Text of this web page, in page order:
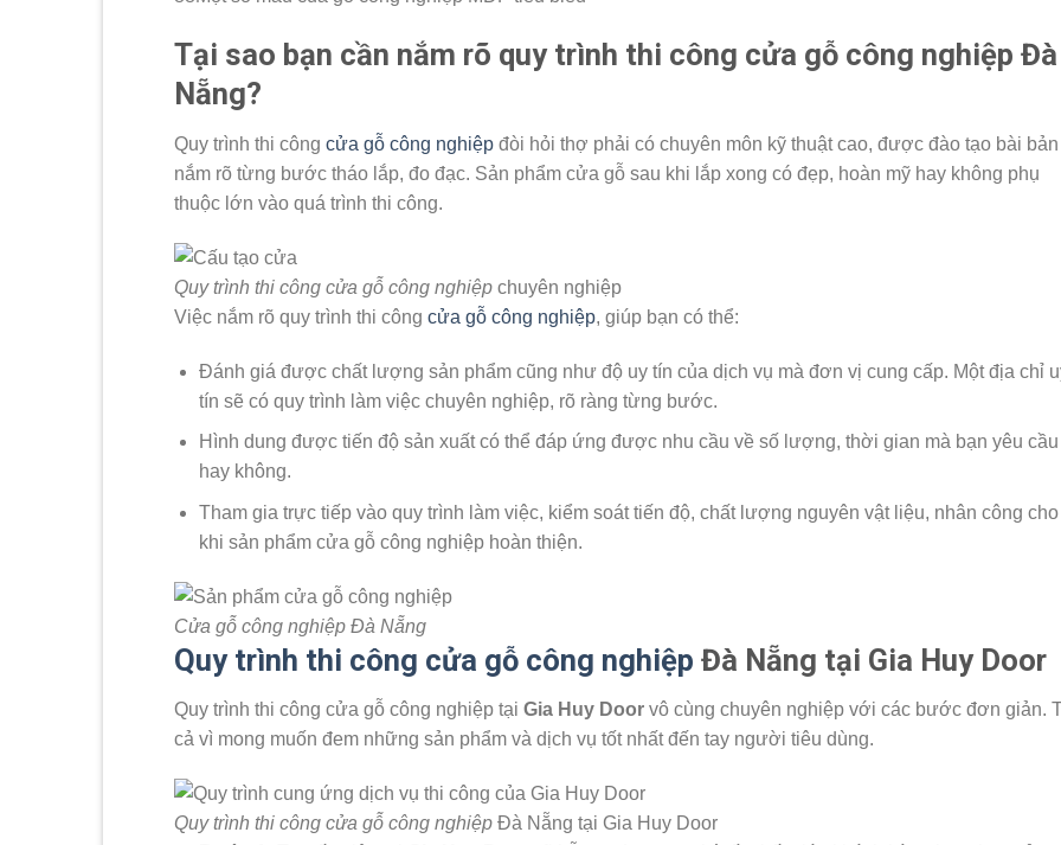
Tại sao bạn cần nắm rõ quy trình thi công cửa gỗ công nghiệp Đà
Nẵng?
Quy trình thi công cửa gỗ công nghiệp đòi hỏi thợ phải có chuyên môn kỹ thuật cao, được đào tạo bài bản
nắm rõ từng bước tháo lắp, đo đạc. Sản phẩm cửa gỗ sau khi lắp xong có đẹp, hoàn mỹ hay không phụ
thuộc lớn vào quá trình thi công.
Quy trình thi công cửa gỗ công nghiệp chuyên nghiệp
Việc nắm rõ quy trình thi công cửa gỗ công nghiệp, giúp bạn có thể:
Đánh giá được chất lượng sản phẩm cũng như độ uy tín của dịch vụ mà đơn vị cung cấp. Một địa chỉ
tín sẽ có quy trình làm việc chuyên nghiệp, rõ ràng từng bước.
Hình dung được tiến độ sản xuất có thể đáp ứng được nhu cầu về số lượng, thời gian mà bạn yêu cầu
hay không.
Tham gia trực tiếp vào quy trình làm việc, kiểm soát tiến độ, chất lượng nguyên vật liệu, nhân công
khi sản phẩm cửa gỗ công nghiệp hoàn thiện.
Cửa gỗ công nghiệp Đà Nẵng
Quy trình thi công cửa gỗ công nghiệp Đà Nẵng tại Gia Huy Door
Quy trình thi công cửa gỗ công nghiệp tại Gia Huy Door vô cùng chuyên nghiệp với các bước đơn giản.
cả vì mong muốn đem những sản phẩm và dịch vụ tốt nhất đến tay người tiêu dùng.
Quy trình thi công cửa gỗ công nghiệp Đà Nẵng tại Gia Huy Door